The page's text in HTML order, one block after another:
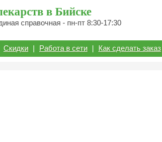
в Бийске
справочная - пн-пт 8:30-17:30
Скидки | Работа в сети | Как сделать заказ